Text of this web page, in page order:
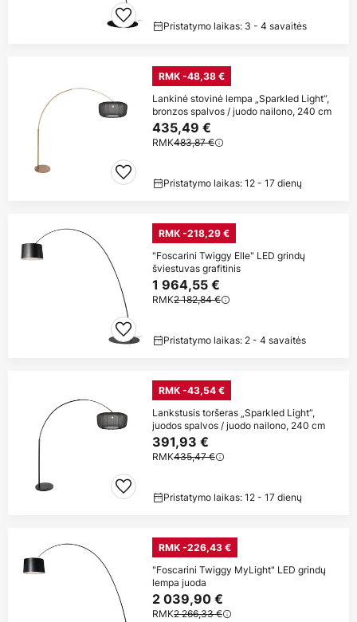
Pristatymo laikas: 3 - 4 savaitės
RMK -48,38 €
Lankinė stovinė lempa „Sparkled Light“,
bronzos spalvos / juodo nailono, 240 cm
435,49 €
RMK483,87 €
Pristatymo laikas: 12 - 17 dienų
RMK -218,29 €
"Foscarini Twiggy Elle" LED grindų
šviestuvas grafitinis
1 964,55 €
RMK2 182,84 €
Pristatymo laikas: 2 - 4 savaitės
RMK -43,54 €
Lankstusis toršeras „Sparkled Light“,
juodos spalvos / juodo nailono, 240 cm
391,93 €
RMK435,47 €
Pristatymo laikas: 12 - 17 dienų
RMK -226,43 €
"Foscarini Twiggy MyLight" LED grindų
lempa juoda
2 039,90 €
RMK2 266,33 €